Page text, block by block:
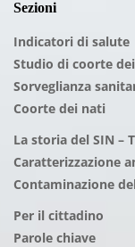
Sezioni
Indicatori di salute
Studio di coorte
Sorveglianza
Coorte dei nati
La storia del SIN –
Caratterizzazione
Contaminazione
Per il cittadino
Parole chiave